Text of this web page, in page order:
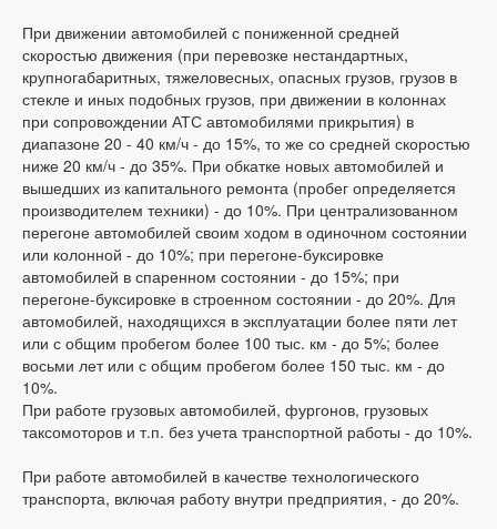
При движении автомобилей с пониженной средней
скоростью движения (при перевозке нестандартных,
крупногабаритных, тяжеловесных, опасных грузов, грузов в
стекле и иных подобных грузов, при движении в колоннах
при сопровождении АТС автомобилями прикрытия) в
диапазоне 20 - 40 км/ч - до 15%, то же со средней скоростью
ниже 20 км/ч - до 35%. При обкатке новых автомобилей и
вышедших из капитального ремонта (пробег определяется
производителем техники) - до 10%. При централизованном
перегоне автомобилей своим ходом в одиночном состоянии
или колонной - до 10%; при перегоне-буксировке
автомобилей в спаренном состоянии - до 15%; при
перегоне-буксировке в строенном состоянии - до 20%. Для
автомобилей, находящихся в эксплуатации более пяти лет
или с общим пробегом более 100 тыс. км - до 5%; более
восьми лет или с общим пробегом более 150 тыс. км - до
10%.
При работе грузовых автомобилей, фургонов, грузовых
таксомоторов и т.п. без учета транспортной работы - до 10%.
При работе автомобилей в качестве технологического
транспорта, включая работу внутри предприятия, - до 20%.